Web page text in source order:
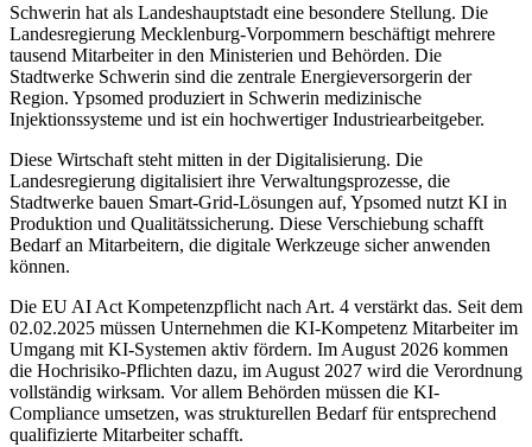
Schwerin hat als Landeshauptstadt eine besondere Stellung. Die
Landesregierung Mecklenburg-Vorpommern beschäftigt mehrere
tausend Mitarbeiter in den Ministerien und Behörden. Die
Stadtwerke Schwerin sind die zentrale Energieversorgerin der
Region. Ypsomed produziert in Schwerin medizinische
Injektionssysteme und ist ein hochwertiger Industriearbeitgeber.
Diese Wirtschaft steht mitten in der Digitalisierung. Die
Landesregierung digitalisiert ihre Verwaltungsprozesse, die
Stadtwerke bauen Smart-Grid-Lösungen auf, Ypsomed nutzt KI in
Produktion und Qualitätssicherung. Diese Verschiebung schafft
Bedarf an Mitarbeitern, die digitale Werkzeuge sicher anwenden
können.
Die EU AI Act Kompetenzpflicht nach Art. 4 verstärkt das. Seit dem
02.02.2025 müssen Unternehmen die KI-Kompetenz Mitarbeiter im
Umgang mit KI-Systemen aktiv fördern. Im August 2026 kommen
die Hochrisiko-Pflichten dazu, im August 2027 wird die Verordnung
vollständig wirksam. Vor allem Behörden müssen die KI-
Compliance umsetzen, was strukturellen Bedarf für entsprechend
qualifizierte Mitarbeiter schafft.